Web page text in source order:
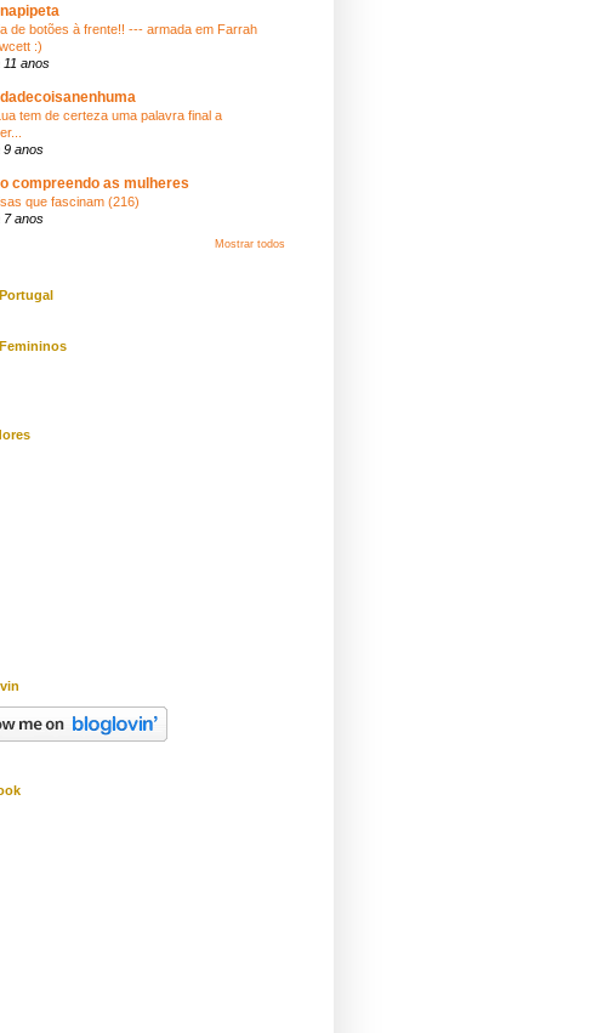
de botões à frente!! --- armada em Farrah
:)
11 anos
tem de certeza uma palavra final a
9 anos
compreendo as mulheres
que fascinam (216)
7 anos
Mostrar todos